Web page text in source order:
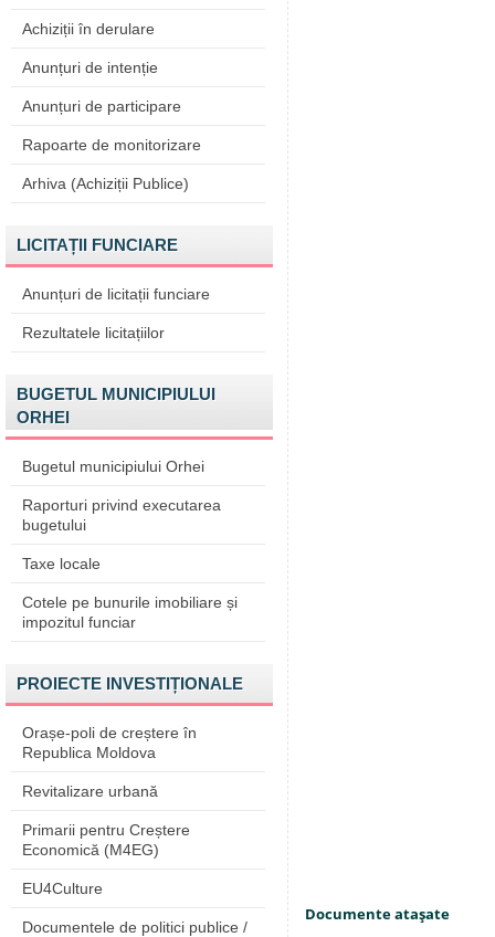
Achiziții în derulare
Anunțuri de intenție
Anunțuri de participare
Rapoarte de monitorizare
Arhiva (Achiziții Publice)
LICITAȚII FUNCIARE
Anunțuri de licitații funciare
Rezultatele licitațiilor
BUGETUL MUNICIPIULUI
ORHEI
Bugetul municipiului Orhei
Raporturi privind executarea
bugetului
Taxe locale
Cotele pe bunurile imobiliare și
impozitul funciar
PROIECTE INVESTIȚIONALE
Orașe-poli de creștere în
Republica Moldova
Revitalizare urbană
Primarii pentru Creștere
Economică (M4EG)
EU4Culture
Documentele de politici publice /
Documente ataşate